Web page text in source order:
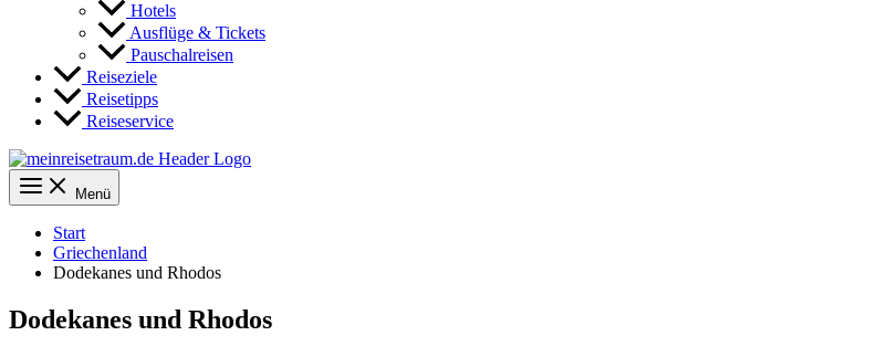
Hotels
Ausflüge & Tickets
Pauschalreisen
Reiseziele
Reisetipps
Reiseservice
Menü
Start
Griechenland
Dodekanes und Rhodos
Dodekanes und Rhodos